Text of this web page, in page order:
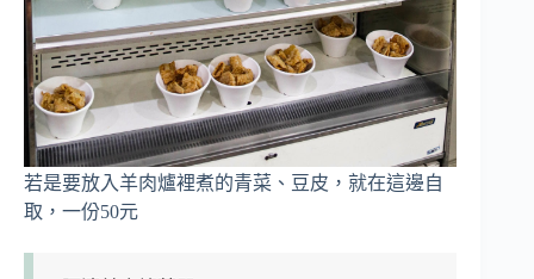
若是要放入羊肉爐裡煮的青菜、豆皮，就在這邊自
取，一份50元